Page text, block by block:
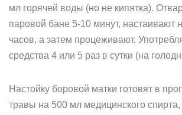
мл горячей воды (но не кипятка).
паровой бане 5-10 минут, настаивают
часов, а затем процеживают.
средства 4 или 5 раз в сутки (на
Настойку боровой матки готовят в
травы на 500 мл медицинского